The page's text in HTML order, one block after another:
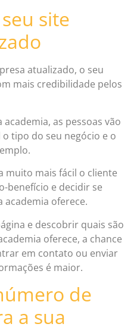
site
atualizado, o seu
mais credibilidade pelos
as pessoas vão
tipo do seu negócio e o
muito mais fácil o cliente
benefício e decidir se
academia oferece.
e descobrir quais são
oferece, a chance
em contato ou enviar
é maior.
de
a sua